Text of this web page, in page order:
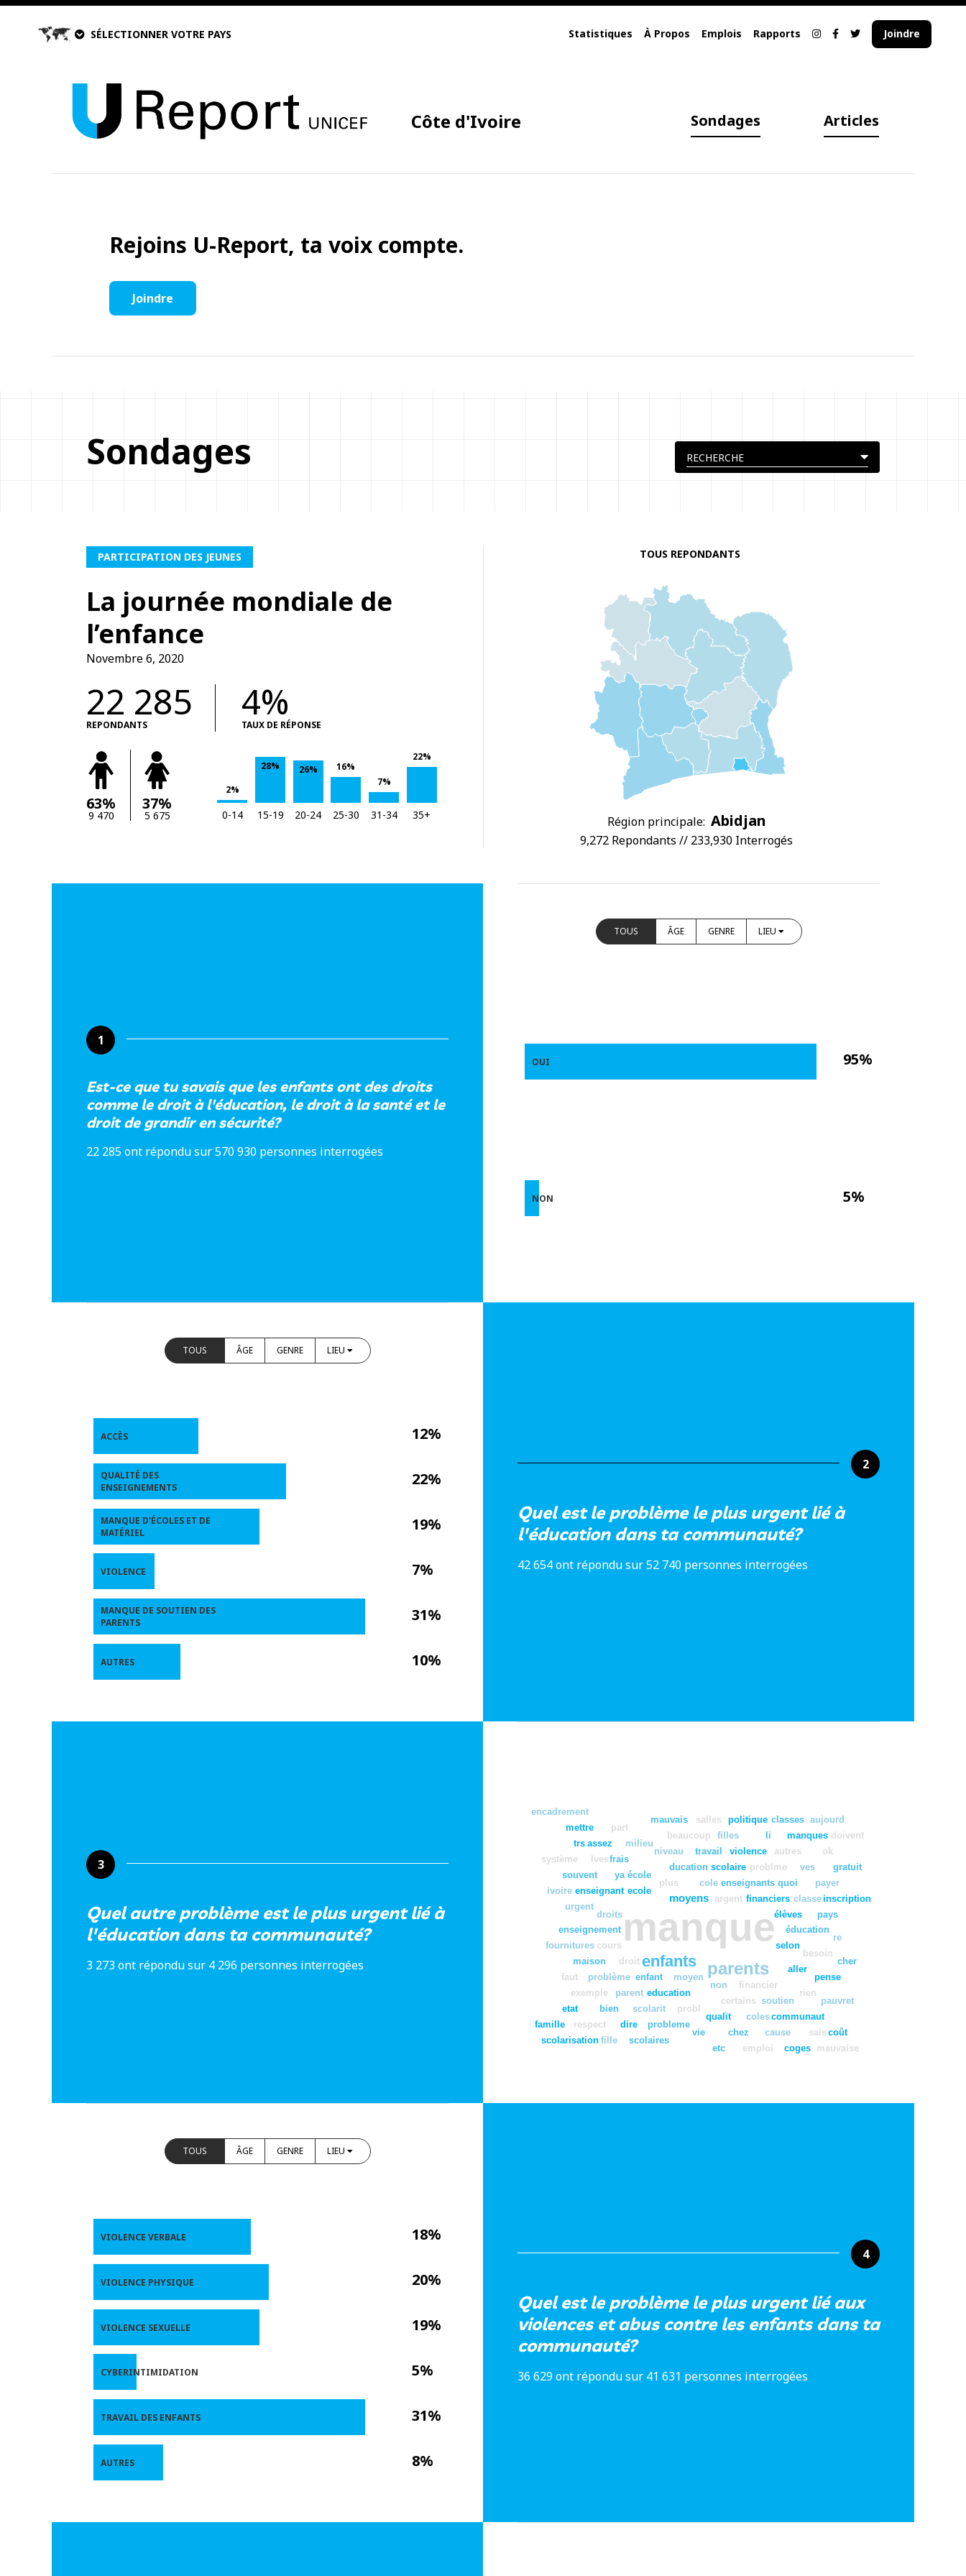
SÉLECTIONNER VOTRE PAYS Statistiques À Propos Emplois Rapports Joindre
Côte d'Ivoire Sondages Articles
Rejoins U-Report, ta voix compte.
Joindre
Sondages
PARTICIPATION DES JEUNES
La journée mondiale de
l’enfance
Novembre 6, 2020
22 285
REPONDANTS
4%
TAUX DE RÉPONSE
63%
9 470
37%
5 675
2%
28% 26%
16%
7%
22%
0-14 15-19 20-24 25-30 31-34 35+
TOUS REPONDANTS
Région principale: Abidjan
9,272 Repondants // 233,930 Interrogés
1
Est-ce que tu savais que les enfants ont des droits
comme le droit à l'éducation, le droit à la santé et le
droit de grandir en sécurité?
22 285 ont répondu sur 570 930 personnes interrogées
TOUS ÂGE GENRE LIEU
95%
5%
OUI
NON
2
Quel est le problème le plus urgent lié à
l'éducation dans ta communauté?
42 654 ont répondu sur 52 740 personnes interrogées
TOUS ÂGE GENRE LIEU
12%
22%
19%
7%
31%
10%
ACCÈS
QUALITÉ DES
ENSEIGNEMENTS
MANQUE D'ÉCOLES ET DE
MATÉRIEL
VIOLENCE
MANQUE DE SOUTIEN DES
PARENTS
AUTRES
3
Quel autre problème est le plus urgent lié à
l'éducation dans ta communauté?
3 273 ont répondu sur 4 296 personnes interrogées
manque
parents
enfants
moyens argent
moyen
enfant
ecole
plus cole enseignants
financiers
financier
non
école
education
droit
parent
ducation scolaire problme
soutien
ya
élèves
certains
problème
quoi
selon
cours
droits
frais
aller
probl
scolarit
bien
enseignant
lves
niveau travail violence
autres
ves
éducation
communaut
exemple
classe
enseignement
qualit
rien
coles
maison
assez
besoin
milieu
probleme
dire
respect
urgent
souvent
trs
beaucoup filles li
manques
ok
payer
pays
pense
sais
cause
chez
etat
faut
fournitures
vie
mettre part
pauvret
scolaires
scolarisation
système
ivoire
mauvais politique
salles aujourd
classes
coût
doivent
fille
gratuit
inscription
mauvaise
re
cher
coges
emploi
encadrement
etc
famille
4
Quel est le problème le plus urgent lié aux
violences et abus contre les enfants dans ta
communauté?
36 629 ont répondu sur 41 631 personnes interrogées
TOUS ÂGE GENRE LIEU
18%
20%
19%
5%
31%
8%
VIOLENCE VERBALE
VIOLENCE PHYSIQUE
VIOLENCE SEXUELLE
CYBERINTIMIDATION
TRAVAIL DES ENFANTS
AUTRES